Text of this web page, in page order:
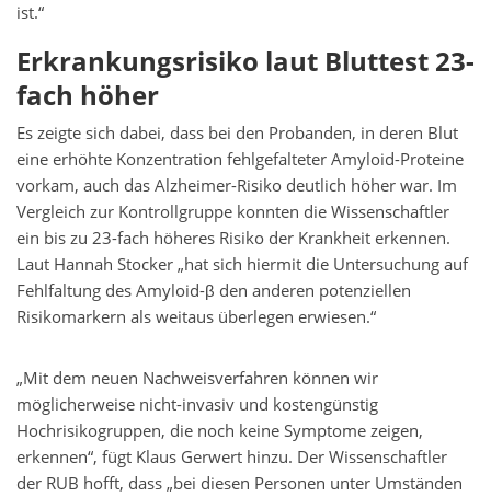
ist.“
Erkrankungsrisiko laut Bluttest 23-
fach höher
Es zeigte sich dabei, dass bei den Probanden, in deren Blut
eine erhöhte Konzentration fehlgefalteter Amyloid-Proteine
vorkam, auch das Alzheimer-Risiko deutlich höher war. Im
Vergleich zur Kontrollgruppe konnten die Wissenschaftler
ein bis zu 23-fach höheres Risiko der Krankheit erkennen.
Laut Hannah Stocker „hat sich hiermit die Untersuchung auf
Fehlfaltung des Amyloid-β den anderen potenziellen
Risikomarkern als weitaus überlegen erwiesen.“
„Mit dem neuen Nachweisverfahren können wir
möglicherweise nicht-invasiv und kostengünstig
Hochrisikogruppen, die noch keine Symptome zeigen,
erkennen“, fügt Klaus Gerwert hinzu. Der Wissenschaftler
der RUB hofft, dass „bei diesen Personen unter Umständen